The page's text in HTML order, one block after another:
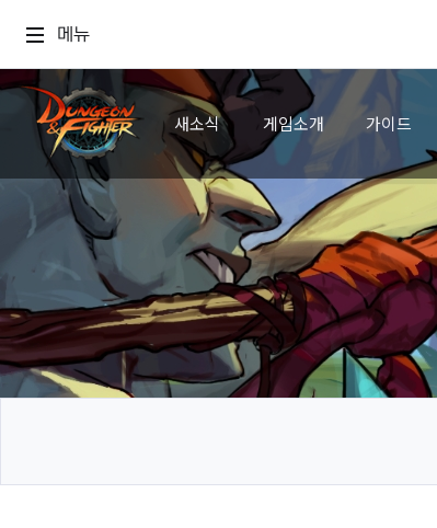
메뉴
새소식 게임소개 가이드